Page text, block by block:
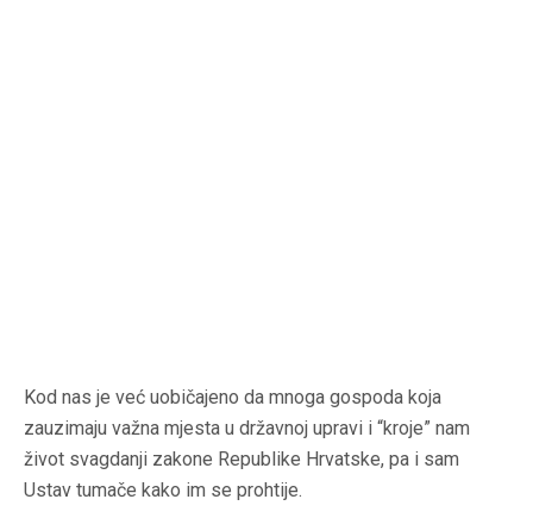
Kod nas je već uobičajeno da mnoga gospoda koja
zauzimaju važna mjesta u državnoj upravi i “kroje” nam
život svagdanji zakone Republike Hrvatske, pa i sam
Ustav tumače kako im se prohtije.